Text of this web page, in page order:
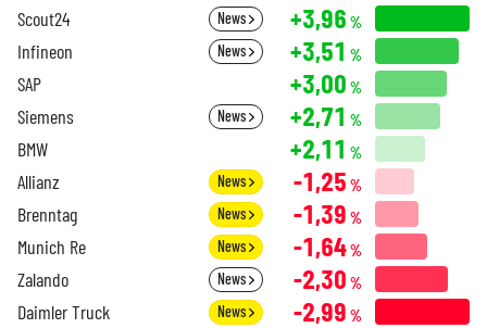
Scout24 News +3,96 %
Infineon News +3,51 %
SAP +3,00 %
Siemens News +2,71 %
BMW +2,11 %
Allianz News -1,25 %
Brenntag News -1,39 %
Munich Re News -1,64%
Zalando News -2,30 %
Daimler Truck News -2,99 %